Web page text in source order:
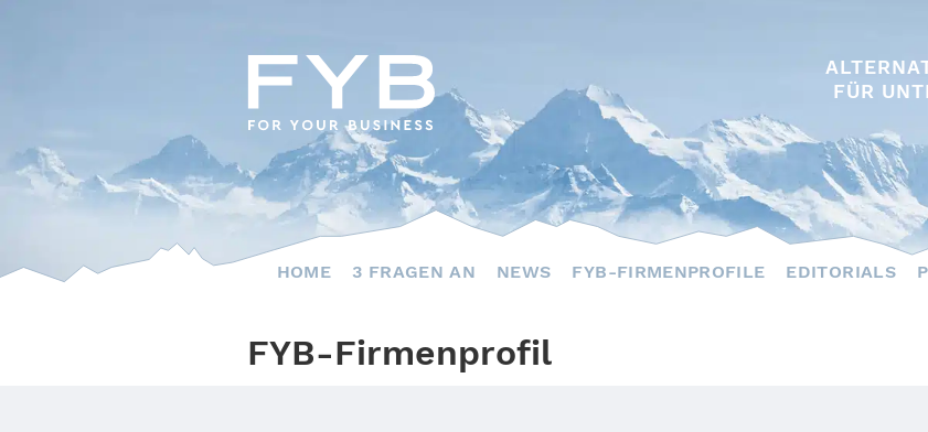
FÜR
HOME 3 FRAGEN AN NEWS FYB-FIRMENPROFILE EDITORIALS
FYB-Firmenprofil